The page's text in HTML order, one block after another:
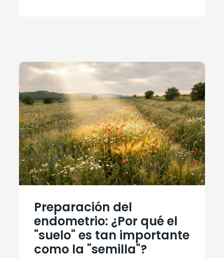
Preparación del
endometrio: ¿Por qué el
"suelo" es tan importante
como la "semilla"?